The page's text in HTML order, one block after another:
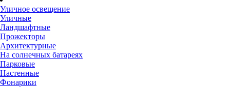
Уличное освещение
Уличные
Ландшафтные
Прожекторы
Архитектурные
На солнечных батареях
Парковые
Настенные
Фонарики